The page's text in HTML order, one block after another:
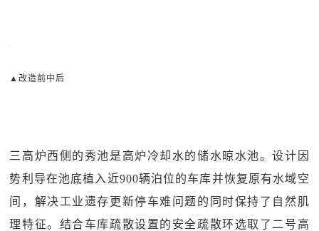
▲改造前中后
三高炉西侧的秀池是高炉冷却水的储水晾水池。设计因
势利导在池底植入近900辆泊位的车库并恢复原有水域空
间，解决工业遗存更新停车难问题的同时保持了自然肌
理特征。结合车库疏散设置的安全疏散环选取了二号高